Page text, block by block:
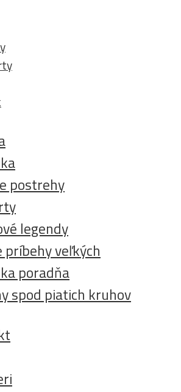
postrehy
legendy
príbehy veľkých
poradňa
spod piatich kruhov